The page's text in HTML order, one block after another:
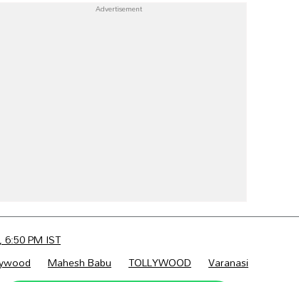
PM IST
Mahesh Babu TOLLYWOOD Varanasi